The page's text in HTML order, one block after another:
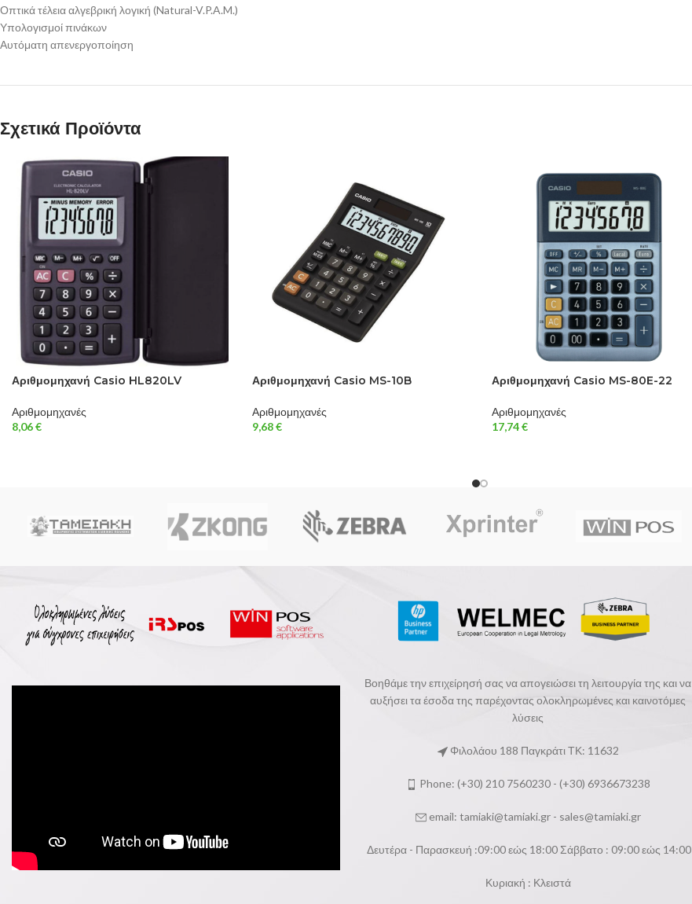
Οπτικά τέλεια αλγεβρική λογική (Natural-V.P.A.M.)
Υπολογισμοί πινάκων
Αυτόματη απενεργοποίηση
Σχετικά Προϊόντα
Αριθμομηχανή Casio HL820LV
Αριθμομηχανές
8,06€
Αριθμομηχανή Casio MS-10B
Αριθμομηχανές
9,68€
Αριθμομηχανή Casio MS-80E-22
Αριθμομηχανές
17,74€
Βοηθάμε την επιχείρησή σας να απογειώσει τη λειτουργία της και να
αυξήσει τα έσοδα της παρέχοντας ολοκληρωμένες και καινοτόμες
λύσεις
Φιλολάου 188 Παγκράτι ΤΚ: 11632
Phone: (+30) 210 7560230 - (+30) 6936673238
email: tamiaki@tamiaki.gr- sales@tamiaki.gr
Δευτέρα - Παρασκευή :09:00 εώς 18:00 Σάββατο : 09:00 εώς 14:00
Κυριακή : Κλειστά